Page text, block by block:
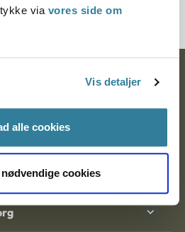
via vores side om
Vis detaljer
alle cookies
cookies